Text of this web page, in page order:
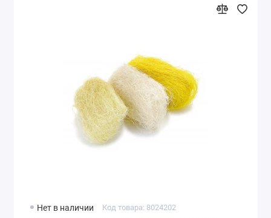
Нет в наличии Код товара: 8024202